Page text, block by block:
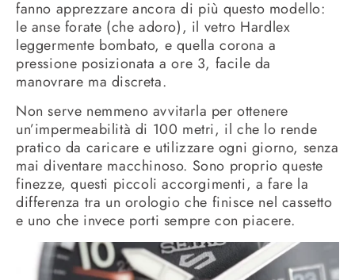
fanno apprezzare ancora di più questo modello:
le anse forate (che adoro), il vetro Hardlex
leggermente bombato, e quella corona a
pressione posizionata a ore 3, facile da
manovrare ma discreta.
Non serve nemmeno avvitarla per ottenere
un’impermeabilità di 100 metri, il che lo rende
pratico da caricare e utilizzare ogni giorno, senza
mai diventare macchinoso. Sono proprio queste
finezze, questi piccoli accorgimenti, a fare la
differenza tra un orologio che finisce nel cassetto
e uno che invece porti sempre con piacere.